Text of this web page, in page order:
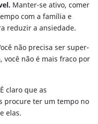
Manter-se ativo, comer
com a família e
reduzir a ansiedade.
não precisa ser super-
você não é mais fraco por
É claro que as
procure ter um tempo no
elas.